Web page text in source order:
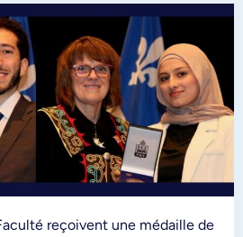
reçoivent une médaille de